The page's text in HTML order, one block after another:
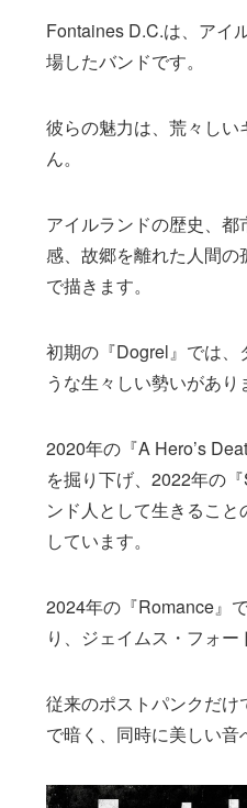
Fontaines D.C.は、アイ
場したバンドです。
彼らの魅力は、荒々し
ん。
アイルランドの歴史、
感、故郷を離れた人間
で描きます。
初期の『Dogrel』では、
うな生々しい勢いがあり
2020年の『A Hero’s
を掘り下げ、2022年の
ンド人として生きるこ
しています。
2024年の『Romance』
り、ジェイムス・フォー
従来のポストパンクだ
で暗く、同時に美しい音